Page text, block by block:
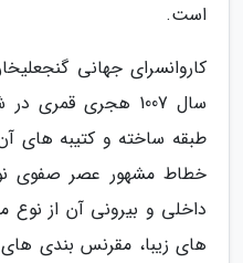
است.
کاروانسرای جهانی
سال 1007 هجری
طبقه ساخته و کتیبه های
خطاط مشهور عصر صفوی
داخلی و بیرونی آن از
های زیبا، مقرنس بندی